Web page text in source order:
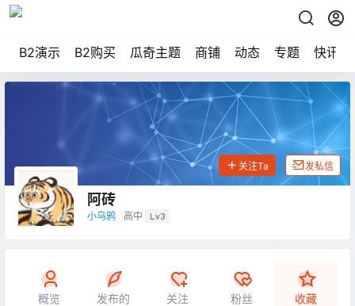
B2演示 B2购买 瓜奇主题 商铺 动态 专题 快讯
阿砖
小乌鸦 高中 Lv3
关注Ta 发私信
概览 发布的 关注 粉丝 收藏